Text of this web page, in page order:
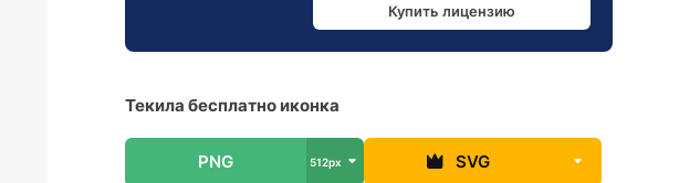
Купить лицензию
Текила бесплатно иконка
PNG 512px SVG